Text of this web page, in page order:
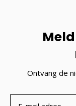
Ontvang de